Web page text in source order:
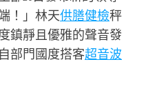
！」林天供膳健檢秤
鎮靜且優雅的聲音發
部門國度搭客超音波